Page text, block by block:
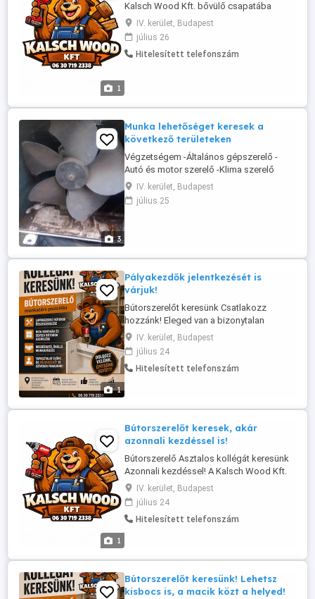
1
Kalsch Wood Kft. bővülő csapatába
tapasztalt, önálló munkavégzésre képes
bútorszerelő kollégát keres. Feladatok: -
Lapraszerelt bútorok, elsősorban IKEA
bútorok és konyhák szakszerű
IV. kerület, Budapest
július 26
Hitelesített telefonszám
3
Munka lehetőséget keresek a
következő területeken
Végzetségem -Általános gépszerelő -
Autó és motor szerelő -Klima szerelő
Gépkocsivezető B taxi 3 év Budapesten
Egyéni munka végzésére alkalmas vagyok
!
IV. kerület, Budapest
július 25
1
Pályakezdők jelentkezését is
várjuk!
Bútorszerelőt keresünk Csatlakozz
hozzánk! Eleged van a bizonytalan
munkákból? Szeretsz alkotni, igényes
vagy a munkádra, és olyan helyet keresel,
ahol valóban megbecsülnek? Akkor lehet,
hogy téged keresünk! Munkavégzés
keresünk, ha: ...
IV. kerület, Budapest
július 24
Hitelesített telefonszám
1
Bútorszerelőt keresek, akár
azonnali kezdéssel is!
Bútorszerelő Asztalos kollégát keresünk
Azonnali kezdéssel! A Kalsch Wood Kft.
csapatbővítés céljából tapasztalt, önálló
munkavégzésre képes bútorszerelő
asztalos kollégát keres. Feladatok: - IKEA
konyhák és egyéb lapraszerelt bútorok
IV. kerület, Budapest
július 24
Hitelesített telefonszám
Bútorszerelőt keresünk! Lehetsz
kisbocs is, a macik közt a helyed!